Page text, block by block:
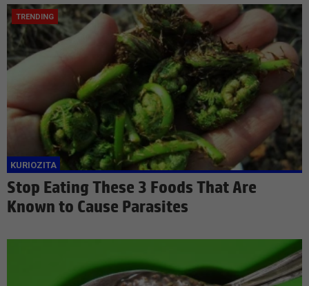
Stop Eating These 3 Foods That Are
Known to Cause Parasites